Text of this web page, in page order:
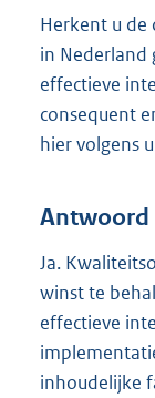
Herkent u de
in Nederland
effectieve
consequent
hier volgens
Antwoord
Ja.
winst te
effectieve
inhoudelijke